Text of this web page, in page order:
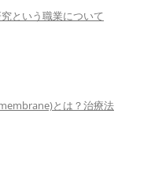
という職業について
とは？治療法